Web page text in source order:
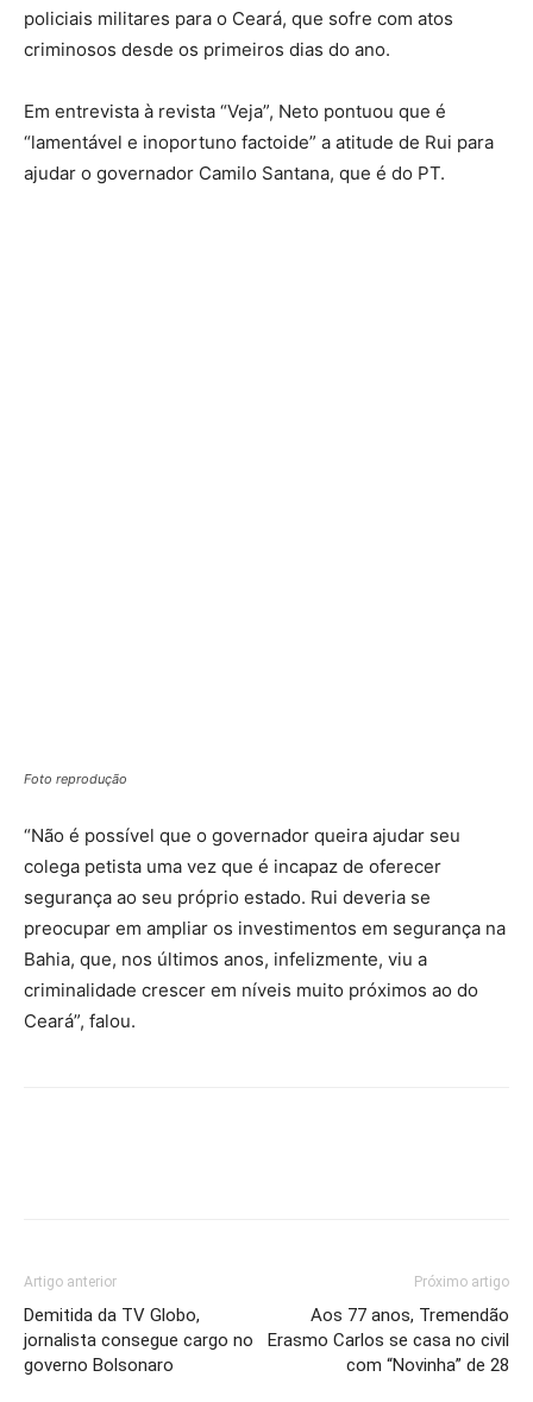
policiais militares para o Ceará, que sofre com atos
criminosos desde os primeiros dias do ano.
Em entrevista à revista “Veja”, Neto pontuou que é
“lamentável e inoportuno factoide” a atitude de Rui para
ajudar o governador Camilo Santana, que é do PT.
Foto reprodução
“Não é possível que o governador queira ajudar seu
colega petista uma vez que é incapaz de oferecer
segurança ao seu próprio estado. Rui deveria se
preocupar em ampliar os investimentos em segurança na
Bahia, que, nos últimos anos, infelizmente, viu a
criminalidade crescer em níveis muito próximos ao do
Ceará”, falou.
Artigo anterior
Demitida da TV Globo,
jornalista consegue cargo no
governo Bolsonaro
Próximo artigo
Aos 77 anos, Tremendão
Erasmo Carlos se casa no civil
com “Novinha” de 28